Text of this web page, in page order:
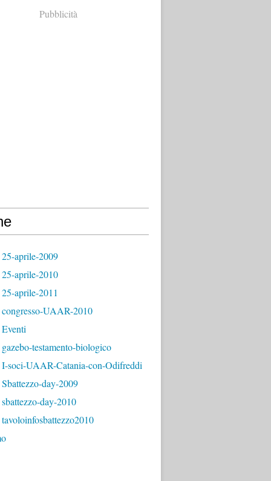
Pubblicità
aprile-2009
aprile-2010
aprile-2011
UAAR-2010
testamento-biologico
soci-UAAR-Catania-con-Odifreddi
day-2009
day-2010